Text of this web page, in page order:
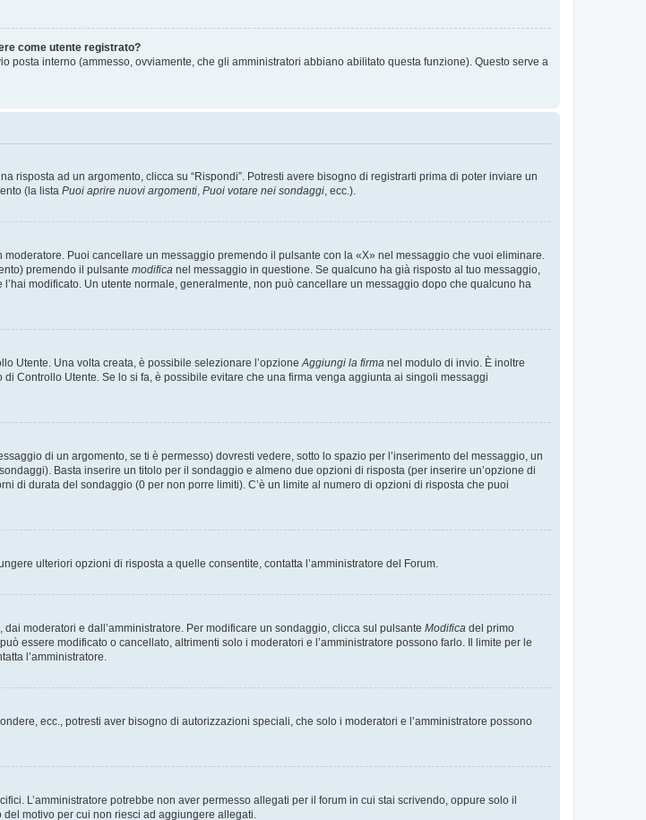
come utente registrato?
interno (ammesso, ovviamente, che gli amministratori abbiano abilitato questa funzione). Questo serve a
risposta ad un argomento, clicca su “Rispondi”. Potresti avere bisogno di registrarti prima di poter inviare un
(la lista Puoi aprire nuovi argomenti, Puoi votare nei sondaggi, ecc.).
Puoi cancellare un messaggio premendo il pulsante con la «X» nel messaggio che vuoi eliminare.
premendo il pulsante modifica nel messaggio in questione. Se qualcuno ha già risposto al tuo messaggio,
modificato. Un utente normale, generalmente, non può cancellare un messaggio dopo che qualcuno ha
Utente. Una volta creata, è possibile selezionare l’opzioneAggiungi la firma nel modulo di invio. È inoltre
Controllo Utente. Se lo si fa, è possibile evitare che una firma venga aggiunta ai singoli messaggi
di un argomento, se ti è permesso) dovresti vedere, sotto lo spazio per l’inserimento del messaggio, un
Basta inserire un titolo per il sondaggio e almeno due opzioni di risposta (per inserire un’opzione di
di durata del sondaggio (0 per non porre limiti). C’è un limite al numero di opzioni di risposta che puoi
ulteriori opzioni di risposta a quelle consentite, contatta l’amministratore del Forum.
moderatori e dall’amministratore. Per modificare un sondaggio, clicca sul pulsante Modifica del primo
essere modificato o cancellato, altrimenti solo i moderatori e l’amministratore possono farlo. Il limite per le
l’amministratore.
ecc., potresti aver bisogno di autorizzazioni speciali, che solo i moderatori e l’amministratore possono
L’amministratore potrebbe non aver permesso allegati per il forum in cui stai scrivendo, oppure solo il
motivo per cui non riesci ad aggiungere allegati.